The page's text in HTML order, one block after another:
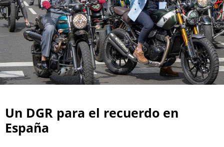
Un DGR para el recuerdo en
España